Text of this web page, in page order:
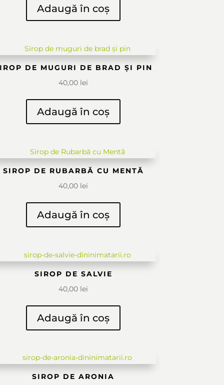
Adaugă în coș
DE MUGURI DE BRAD ȘI PIN
40,00 lei
Adaugă în coș
SIROP DE RUBARBĂ CU MENTĂ
40,00 lei
Adaugă în coș
SIROP DE SALVIE
40,00 lei
Adaugă în coș
SIROP DE ARONIA